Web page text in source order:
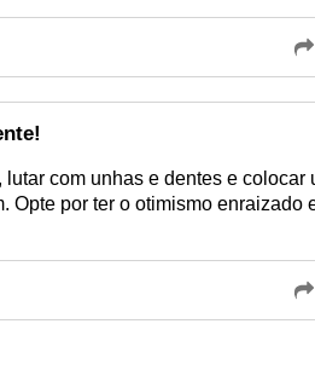
com unhas e dentes e colocar
Opte por ter o otimismo enraizado